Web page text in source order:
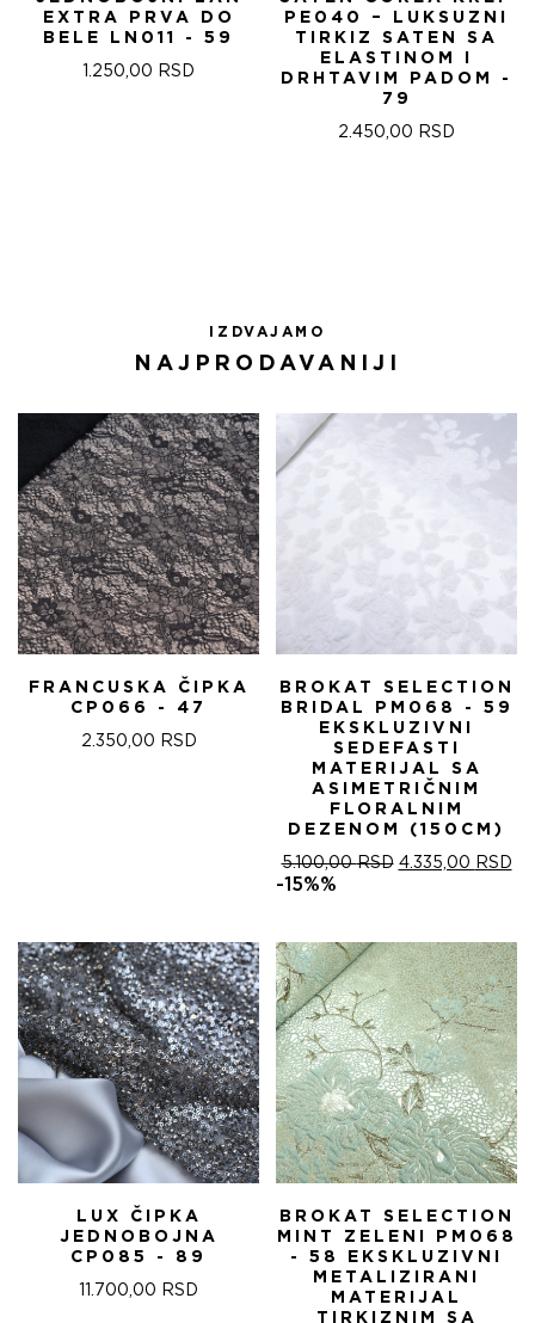
EXTRA PRVA DO
BELE LN011 - 59
1.250,00 RSD
PE040 – LUKSUZNI
TIRKIZ SATEN SA
ELASTINOM I
DRHTAVIM PADOM -
79
2.450,00 RSD
IZDVAJAMO
NAJPRODAVANIJI
FRANCUSKA ČIPKA
CP066 - 47
2.350,00 RSD
BROKAT SELECTION
BRIDAL PM068 - 59
EKSKLUZIVNI
SEDEFASTI
MATERIJAL SA
ASIMETRIČNIM
FLORALNIM
DEZENOM (150CM)
5.100,00RSD ОРИГИНАЛНА
5.100,00 RSD.
4.335,00 RSD
-15%%
LUX ČIPKA
JEDNOBOJNA
CP085 - 89
11.700,00 RSD
BROKAT SELECTION
MINT ZELENI PM068
- 58 EKSKLUZIVNI
METALIZIRANI
MATERIJAL
TIRKIZNIM SA